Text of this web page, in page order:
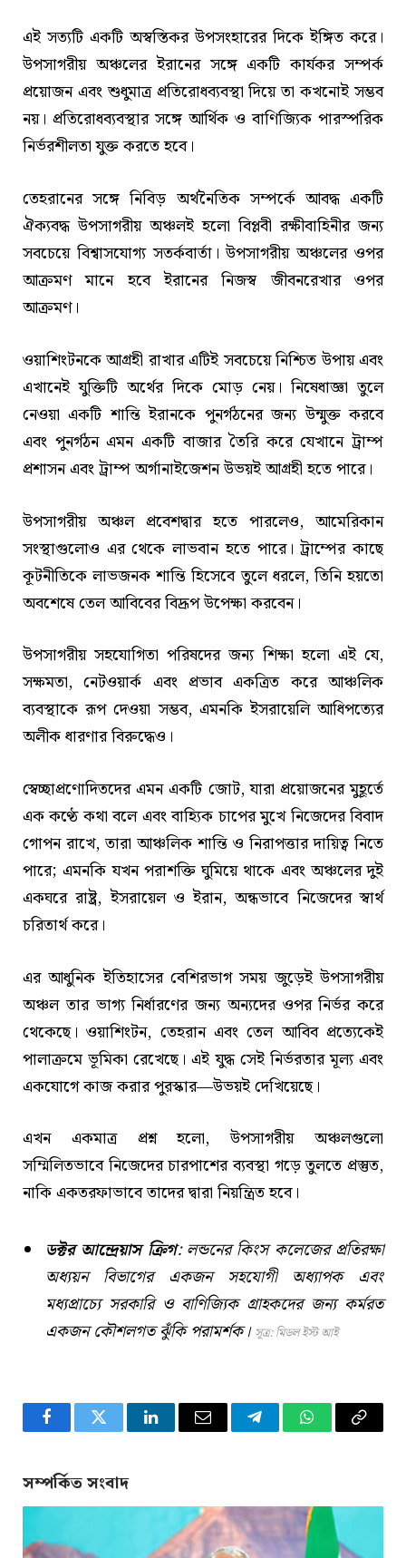
এই সত্যটি একটি অস্বস্তিকর উপসংহারের দিকে ইঙ্গিত করে।
উপসাগরীয় অঞ্চলের ইরানের সঙ্গে একটি কার্যকর সম্পর্ক
প্রয়োজন এবং শুধুমাত্র প্রতিরোধব্যবস্থা দিয়ে তা কখনোই সম্ভব
নয়। প্রতিরোধব্যবস্থার সঙ্গে আর্থিক ও বাণিজ্যিক পারস্পরিক
নির্ভরশীলতা যুক্ত করতে হবে।
তেহরানের সঙ্গে নিবিড় অর্থনৈতিক সম্পর্কে আবদ্ধ একটি
ঐক্যবদ্ধ উপসাগরীয় অঞ্চলই হলো বিপ্লবী রক্ষীবাহিনীর জন্য
সবচেয়ে বিশ্বাসযোগ্য সতর্কবার্তা। উপসাগরীয় অঞ্চলের ওপর
আক্রমণ মানে হবে ইরানের নিজস্ব জীবনরেখার ওপর
আক্রমণ।
ওয়াশিংটনকে আগ্রহী রাখার এটিই সবচেয়ে নিশ্চিত উপায় এবং
এখানেই যুক্তিটি অর্থের দিকে মোড় নেয়। নিষেধাজ্ঞা তুলে
নেওয়া একটি শান্তি ইরানকে পুনর্গঠনের জন্য উন্মুক্ত করবে
এবং পুনর্গঠন এমন একটি বাজার তৈরি করে যেখানে ট্রাম্প
প্রশাসন এবং ট্রাম্প অর্গানাইজেশন উভয়ই আগ্রহী হতে পারে।
উপসাগরীয় অঞ্চল প্রবেশদ্বার হতে পারলেও, আমেরিকান
সংস্থাগুলোও এর থেকে লাভবান হতে পারে। ট্রাম্পের কাছে
কূটনীতিকে লাভজনক শান্তি হিসেবে তুলে ধরলে, তিনি হয়তো
অবশেষে তেল আবিবের বিদ্রূপ উপেক্ষা করবেন।
উপসাগরীয় সহযোগিতা পরিষদের জন্য শিক্ষা হলো এই যে,
সক্ষমতা, নেটওয়ার্ক এবং প্রভাব একত্রিত করে আঞ্চলিক
ব্যবস্থাকে রূপ দেওয়া সম্ভব, এমনকি ইসরায়েলি আধিপত্যের
অলীক ধারণার বিরুদ্ধেও।
স্বেচ্ছাপ্রণোদিতদের এমন একটি জোট, যারা প্রয়োজনের মুহূর্তে
এক কণ্ঠে কথা বলে এবং বাহ্যিক চাপের মুখে নিজেদের বিবাদ
গোপন রাখে, তারা আঞ্চলিক শান্তি ও নিরাপত্তার দায়িত্ব নিতে
পারে; এমনকি যখন পরাশক্তি ঘুমিয়ে থাকে এবং অঞ্চলের দুই
একঘরে রাষ্ট্র, ইসরায়েল ও ইরান, অন্ধভাবে নিজেদের স্বার্থ
চরিতার্থ করে।
এর আধুনিক ইতিহাসের বেশিরভাগ সময় জুড়েই উপসাগরীয়
অঞ্চল তার ভাগ্য নির্ধারণের জন্য অন্যদের ওপর নির্ভর করে
থেকেছে। ওয়াশিংটন, তেহরান এবং তেল আবিব প্রত্যেকেই
পালাক্রমে ভূমিকা রেখেছে। এই যুদ্ধ সেই নির্ভরতার মূল্য এবং
একযোগে কাজ করার পুরস্কার—উভয়ই দেখিয়েছে।
এখন একমাত্র প্রশ্ন হলো, উপসাগরীয় অঞ্চলগুলো
সম্মিলিতভাবে নিজেদের চারপাশের ব্যবস্থা গড়ে তুলতে প্রস্তুত,
নাকি একতরফাভাবে তাদের দ্বারা নিয়ন্ত্রিত হবে।
ডক্টর আন্দ্রেয়াস ক্রিগ: লন্ডনের কিংস কলেজের প্রতিরক্ষা
অধ্যয়ন বিভাগের একজন সহযোগী অধ্যাপক এবং
মধ্যপ্রাচ্যে সরকারি ও বাণিজ্যিক গ্রাহকদের জন্য কর্মরত
একজন কৌশলগত ঝুঁকি পরামর্শক।সূত্র: মিডল ইস্ট আই
FacebookTwitter LinkedInEmail TelegramWhatsApp
Copy
সম্পর্কিত সংবাদ